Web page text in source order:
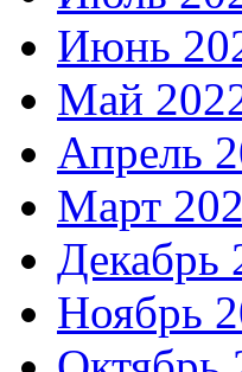
Июнь
Май
Апрель
Март
Декабрь
Ноябрь